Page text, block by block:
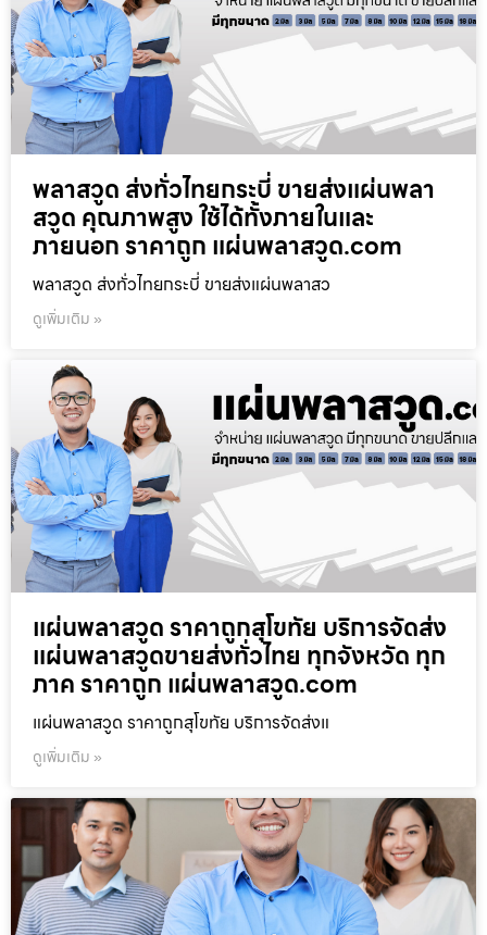
พลาสวูด ส่งทั่วไทยกระบี่ ขายส่งแผ่นพลา
สวูด คุณภาพสูง ใช้ได้ทั้งภายในและ
ภายนอก ราคาถูก แผ่นพลาสวูด.com
พลาสวูด ส่งทั่วไทยกระบี่ ขายส่งแผ่นพลาสว
ดูเพิ่มเติม »
แผ่นพลาสวูด ราคาถูกสุโขทัย บริการจัดส่ง
แผ่นพลาสวูดขายส่งทั่วไทย ทุกจังหวัด ทุก
ภาค ราคาถูก แผ่นพลาสวูด.com
แผ่นพลาสวูด ราคาถูกสุโขทัย บริการจัดส่งแ
ดูเพิ่มเติม »